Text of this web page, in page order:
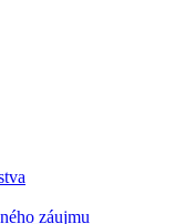
záujmu